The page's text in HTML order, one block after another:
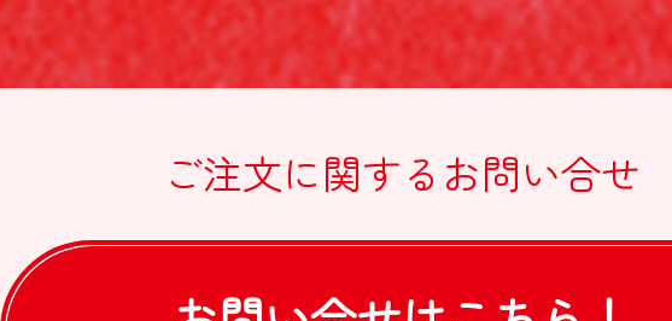
ご注文に関する お問い合せ